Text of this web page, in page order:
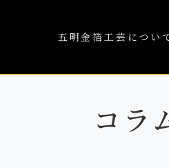
五明金箔工芸につい
コラ